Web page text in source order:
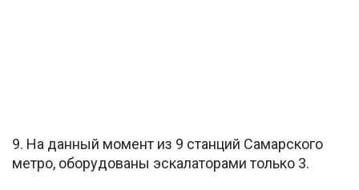
9. На данный момент из 9 станций Самарского
метро, оборудованы эскалаторами только 3.